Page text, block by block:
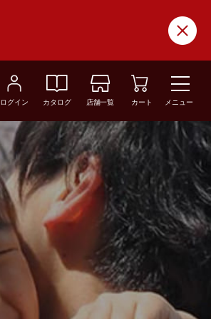
ログイン カタログ 店舗一覧 カート メニュー